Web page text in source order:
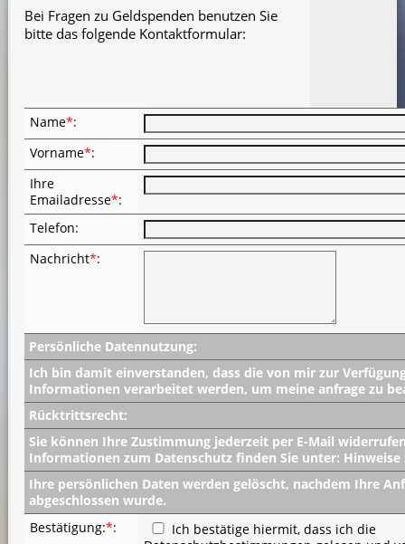
Bei Fragen zu Geldspenden benutzen Sie
bitte das folgende Kontaktformular:
Name*:
Vorname*:
Ihre
Emailadresse*:
Telefon:
Nachricht*:
Persönliche Datennutzung:
Ich bin damit einverstanden, dass die von mir zur
Informationen verarbeitet werden, um meine anfrage zu
Rücktrittsrecht:
Sie können Ihre Zustimmung jederzeit per E-Mail
Informationen zum Datenschutz finden Sie unter: Hinweise
Ihre persönlichen Daten werden gelöscht, nachdem Ihre
abgeschlossen wurde.
Bestätigung:*:
Ich bestätige hiermit, dass ich die